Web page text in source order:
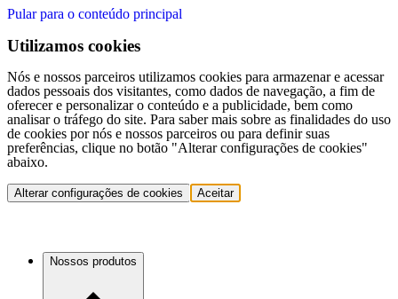
Pular para o conteúdo principal
Utilizamos cookies
Nós e nossos parceiros utilizamos cookies para armazenar e acessar
dados pessoais dos visitantes, como dados de navegação, a fim de
oferecer e personalizar o conteúdo e a publicidade, bem como
analisar o tráfego do site. Para saber mais sobre as finalidades do uso
de cookies por nós e nossos parceiros ou para definir suas
preferências, clique no botão "Alterar configurações de cookies"
abaixo.
Alterar configurações de cookies Aceitar
Nossos produtos